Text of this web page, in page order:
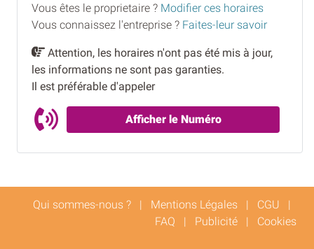
Vous êtes le proprietaire ? Modifier ces horaires
Vous connaissez l'entreprise ? Faites-leur savoir
Attention, les horaires n'ont pas été mis à jour,
les informations ne sont pas garanties.
Il est préférable d'appeler
Afficher le Numéro
Qui sommes-nous ? | Mentions Légales | CGU |
FAQ | Publicité | Cookies